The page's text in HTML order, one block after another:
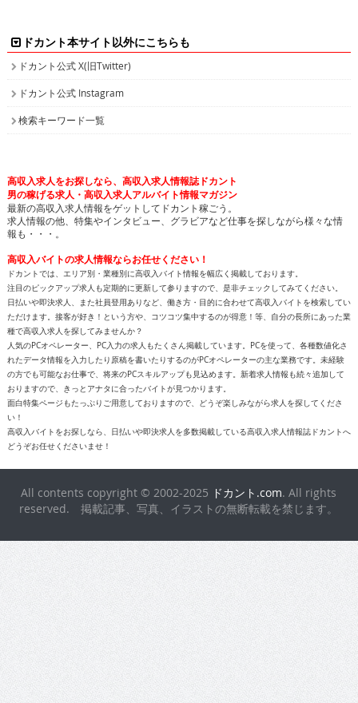
ドカント本サイト以外にこちらも
ドカント公式 X(旧Twitter)
ドカント公式 Instagram
検索キーワード一覧
高収入求人をお探しなら、高収入求人情報誌ドカント
男の稼げる求人・高収入求人アルバイト情報マガジン
最新の高収入求人情報をゲットしてドカント稼ごう。
求人情報の他、特集やインタビュー、グラビアなど仕事を探しながら様々な情
報も・・・。
高収入バイトの求人情報ならお任せください！
ドカントでは、エリア別・業種別に高収入バイト情報を幅広く掲載しております。
注目のピックアップ求人も定期的に更新して参りますので、是非チェックしてみてください。
日払いや即決求人、また社員登用ありなど、働き方・目的に合わせて高収入バイトを検索してい
ただけます。接客が好き！という方や、コツコツ集中するのが得意！等、自分の長所にあった業
種で高収入求人を探してみませんか？
人気のPCオペレーター、PC入力の求人もたくさん掲載しています。PCを使って、各種数値化さ
れたデータ情報を入力したり原稿を書いたりするのがPCオペレーターの主な業務です。未経験
の方でも可能なお仕事で、将来のPCスキルアップも見込めます。新着求人情報も続々追加して
おりますので、きっとアナタに合ったバイトが見つかります。
面白特集ページもたっぷりご用意しておりますので、どうぞ楽しみながら求人を探してくださ
い！
高収入バイトをお探しなら、日払いや即決求人を多数掲載している高収入求人情報誌ドカントへ
どうぞお任せくださいませ！
All contents copyright © 2002-2025 ドカント.com. All rights
reserved. 掲載記事、写真、イラストの無断転載を禁じます。